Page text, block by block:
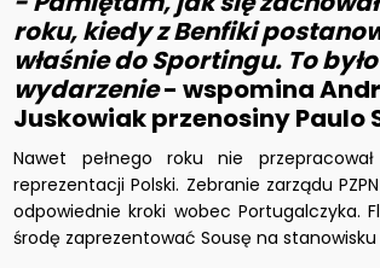
roku, kiedy z Benfiki
właśnie do Sportingu. To
wydarzenie- wspomina
Juskowiak przenosiny Paulo
Nawet pełnego roku nie
reprezentacji Polski. Zebranie zarządu
odpowiednie kroki wobec Portugalczyka.
środę zaprezentować Sousę na